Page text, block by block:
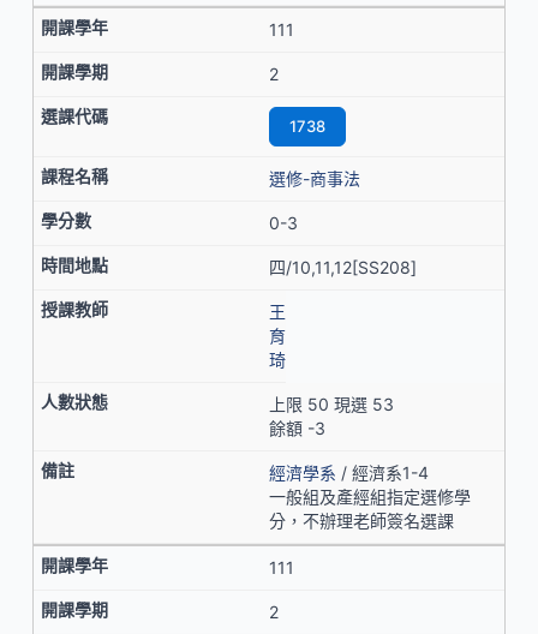
111
2
1738
選修-商事法
0-3
四/10,11,12[SS208]
王
育
琦
上限 50 現選 53
餘額 -3
經濟學系 / 經濟系1-4
一般組及產經組指定選修學
分，不辦理老師簽名選課
111
2